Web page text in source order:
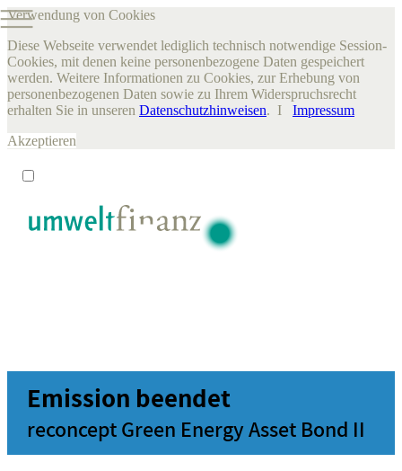
Verwendung von Cookies
Diese Webseite verwendet lediglich technisch notwendige Session-
Cookies, mit denen keine personenbezogene Daten gespeichert
werden. Weitere Informationen zu Cookies, zur Erhebung von
personenbezogenen Daten sowie zu Ihrem Widerspruchsrecht
erhalten Sie in unseren Datenschutzhinweisen. I Impressum
Akzeptieren
Emission beendet
reconcept Green Energy Asset Bond II